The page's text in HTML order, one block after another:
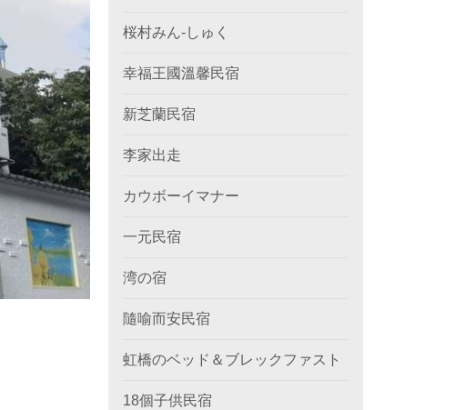
桜村みん‐しゅく
幸福王國溫馨民宿
新芝蘭民宿
李家出走
カウボーイマナー
一元民宿
湾の宿
隨喻而安民宿
虹橋のベッド＆ブレックファスト
18個子供民宿